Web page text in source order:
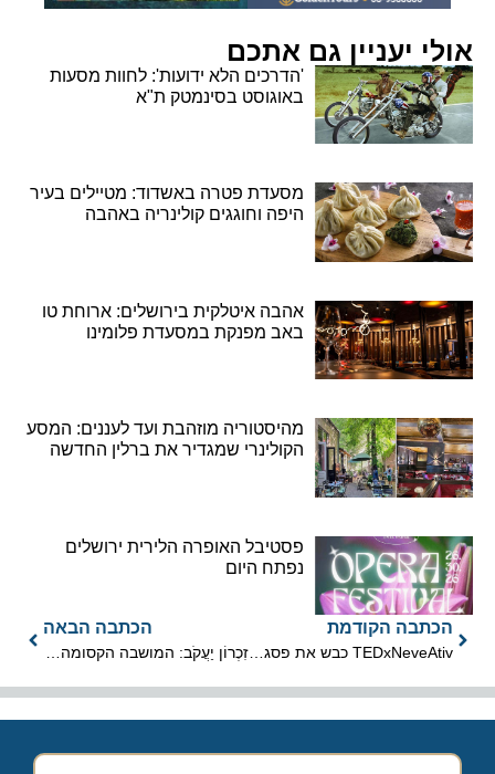
אולי יעניין גם אתכם
'הדרכים הלא ידועות': לחוות מסעות
באוגוסט בסינמטק ת"א
מסעדת פטרה באשדוד: מטיילים בעיר
היפה וחוגגים קולינריה באהבה
אהבה איטלקית בירושלים: ארוחת טו
באב מפנקת במסעדת פלומינו
מהיסטוריה מוזהבת ועד לעננים: המסע
הקולינרי שמגדיר את ברלין החדשה
פסטיבל האופרה הלירית ירושלים
נפתח היום
הכתבה הקודמת הכתבה הבאה